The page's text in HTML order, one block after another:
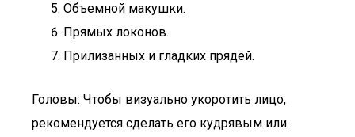
Объемной макушки.
Прямых локонов.
Прилизанных и гладких прядей.
Головы: Чтобы визуально укоротить лицо,
рекомендуется сделать его кудрявым или